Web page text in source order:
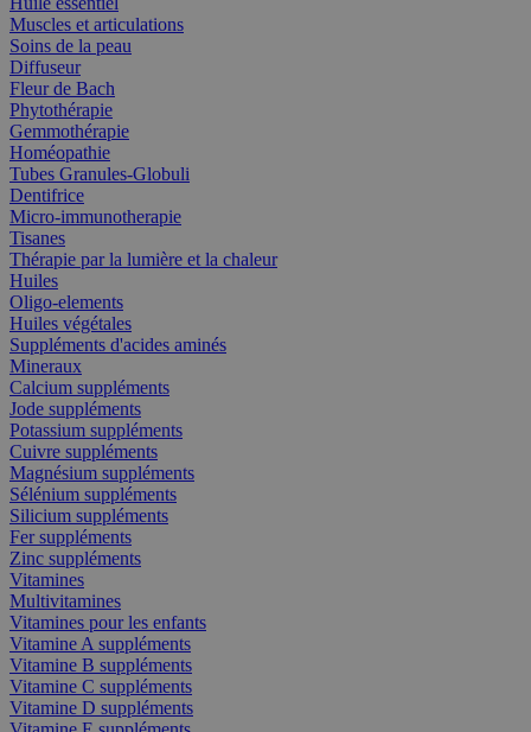
Muscles et articulations
Soins de la peau
Diffuseur
Fleur de Bach
Phytothérapie
Gemmothérapie
Homéopathie
Tubes Granules-Globuli
Dentifrice
Micro-immunotherapie
Tisanes
Thérapie par la lumière et la chaleur
Huiles
Oligo-elements
Huiles végétales
Suppléments d'acides aminés
Mineraux
Calcium suppléments
Jode suppléments
Potassium suppléments
Cuivre suppléments
Magnésium suppléments
Sélénium suppléments
Silicium suppléments
Fer suppléments
Zinc suppléments
Vitamines
Multivitamines
Vitamines pour les enfants
Vitamine A suppléments
Vitamine B suppléments
Vitamine C suppléments
Vitamine D suppléments